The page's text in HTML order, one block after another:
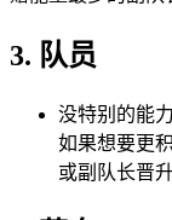
3. 队员
没特别的能
如果想要更
或副队长晋